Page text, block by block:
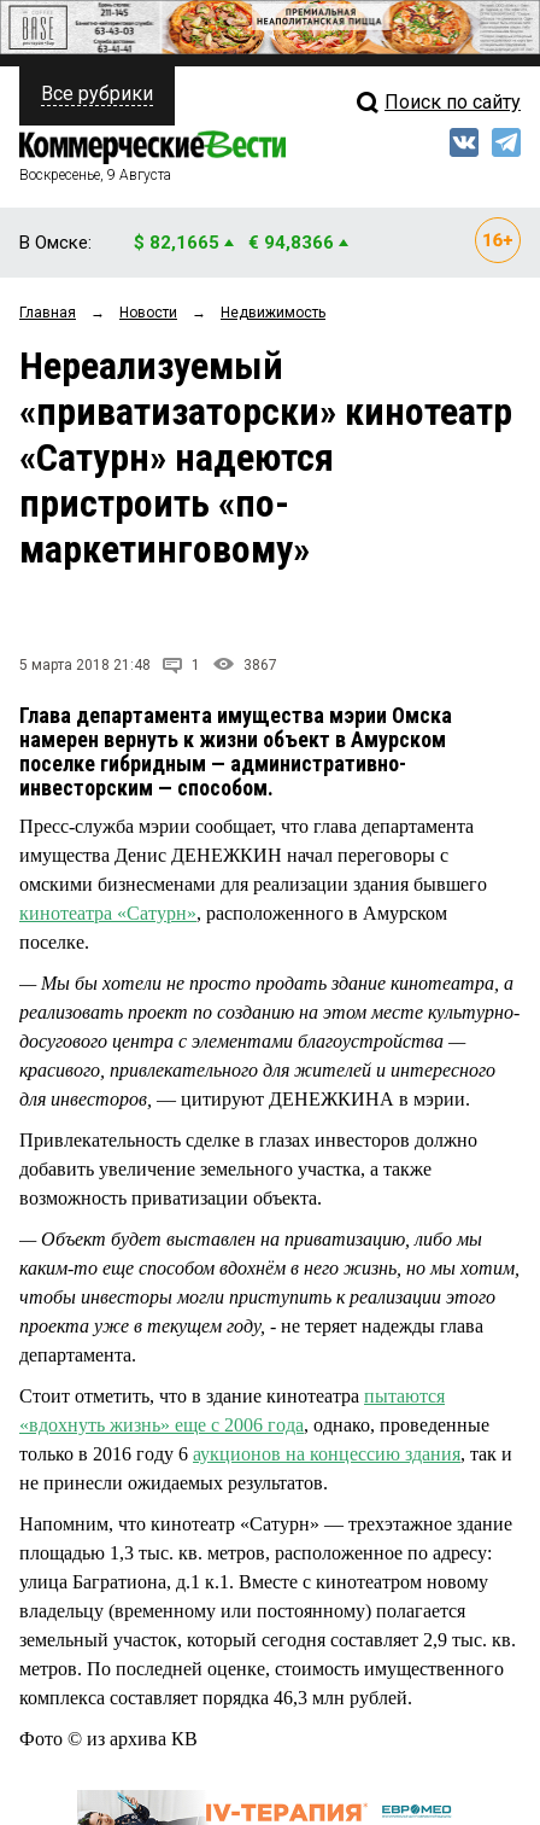
ПОЛИТИКА
ФИНАНСЫ
ОБЩЕСТВО
ЗАКОН
НОВОСТИ КОМПАНИЙ
СТИЛЬ ЖИЗНИ
Свежий выпуск
Мнения
Блоги
Архив
Все рубрики Поиск по сайту
Воскресенье, 9 Августа
В Омске: $ 82,1665 € 94,8366
Главная → Новости → Недвижимость
Нереализуемый
«приватизаторски» кинотеатр
«Сатурн» надеются
пристроить «по-
маркетинговому»
5 марта 2018 21:48 1 3867
Глава департамента имущества мэрии Омска
намерен вернуть к жизни объект в Амурском
поселке гибридным — административно-
инвесторским — способом.
Пресс-служба мэрии сообщает, что глава департамента
имущества Денис ДЕНЕЖКИН начал переговоры с
омскими бизнесменами для реализации здания бывшего
кинотеатра «Сатурн», расположенного в Амурском
поселке.
— Мы бы хотели не просто продать здание кинотеатра, а
реализовать проект по созданию на этом месте культурно-
досугового центра с элементами благоустройства —
красивого, привлекательного для жителей и интересного
для инвесторов, — цитируют ДЕНЕЖКИНА в мэрии.
Привлекательность сделке в глазах инвесторов должно
добавить увеличение земельного участка, а также
возможность приватизации объекта.
— Объект будет выставлен на приватизацию, либо мы
каким-то еще способом вдохнём в него жизнь, но мы хотим,
чтобы инвесторы могли приступить к реализации этого
проекта уже в текущем году, - не теряет надежды глава
департамента.
Стоит отметить, что в здание кинотеатра пытаются
«вдохнуть жизнь» еще с 2006 года, однако, проведенные
только в 2016 году 6 аукционов на концессию здания, так и
не принесли ожидаемых результатов.
Напомним, что кинотеатр «Сатурн» — трехэтажное здание
площадью 1,3 тыс. кв. метров, расположенное по адресу:
улица Багратиона, д.1 к.1. Вместе с кинотеатром новому
владельцу (временному или постоянному) полагается
земельный участок, который сегодня составляет 2,9 тыс. кв.
метров. По последней оценке, стоимость имущественного
комплекса составляет порядка 46,3 млн рублей.
Фото © из архива КВ